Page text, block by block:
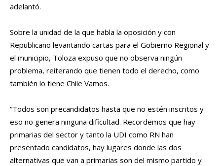
adelantó.
Sobre la unidad de la que habla la oposición y con
Republicano levantando cartas para el Gobierno Regional y
el municipio, Toloza expuso que no observa ningún
problema, reiterando que tienen todo el derecho, como
también lo tiene Chile Vamos.
“Todos son precandidatos hasta que no estén inscritos y
eso no genera ninguna dificultad. Recordemos que hay
primarias del sector y tanto la UDI como RN han
presentado candidatos, hay lugares donde las dos
alternativas que van a primarias son del mismo partido y